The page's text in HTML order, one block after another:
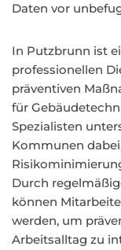
Daten vor
In Putzbrunn ist
professionellen
präventiven
für
Spezialisten
Kommunen
Durch
können
werden, um
Arbeitsalltag zu